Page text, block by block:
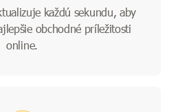
každú sekundu, aby
obchodné príležitosti
online.